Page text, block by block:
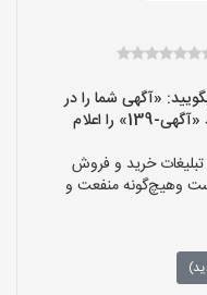
«آگهی شما را در
سایت «کارتن سازی ها» دیده ام و کد «آگهی-139» را اعلام
خرید و فروش
وهیچ‌گونه منفعت و